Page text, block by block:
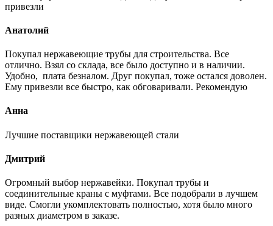
привезли
Анатолий
Покупал нержавеющие трубы для строительства. Все
отлично. Взял со склада, все было доступно и в наличии.
Удобно, плата безналом. Друг покупал, тоже остался доволен.
Ему привезли все быстро, как обговаривали. Рекомендую
Анна
Лучшие поставщики нержавеющей стали
Дмитрий
Огромный выбор нержавейки. Покупал трубы и
соединительные краны с муфтами. Все подобрали в лучшем
виде. Смогли укомплектовать полностью, хотя было много
разных диаметром в заказе.